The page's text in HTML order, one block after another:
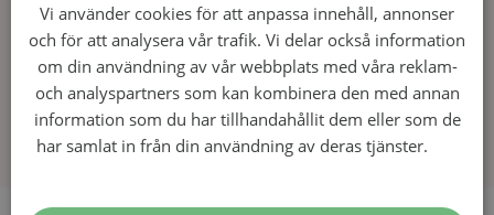
Vi använder cookies för att anpassa innehåll, annonser
och för att analysera vår trafik. Vi delar också information
om din användning av vår webbplats med våra reklam-
och analyspartners som kan kombinera den med annan
information som du har tillhandahållit dem eller som de
har samlat in från din användning av deras tjänster.